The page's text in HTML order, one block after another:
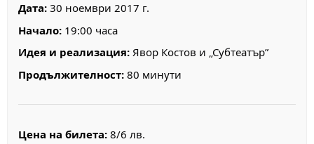
Дата: 30 ноември 2017 г.
Начало: 19:00 часа
Идея и реализация: Явор Костов и „Субтеатър”
Продължителност: 80 минути
Цена на билета: 8/6 лв.